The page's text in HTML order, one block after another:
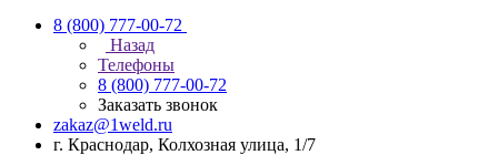
8 (800) 777-00-72
Назад
Телефоны
8 (800) 777-00-72
Заказать звонок
zakaz@1weld.ru
г. Краснодар, Колхозная улица, 1/7